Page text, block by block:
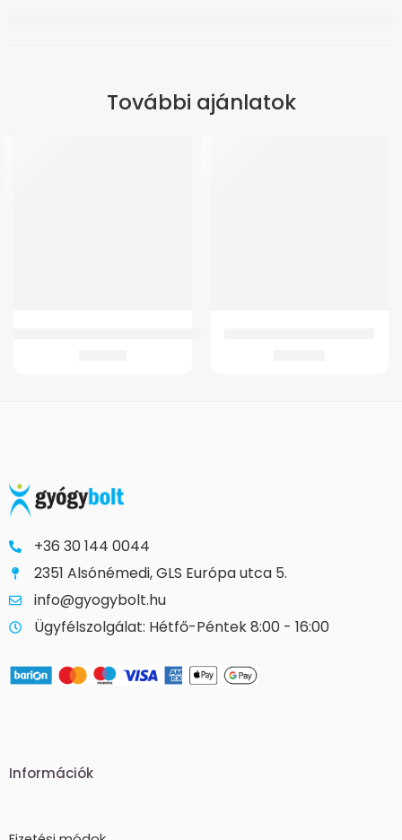
További ajánlatok
+36 30 144 0044
2351 Alsónémedi, GLS Európa utca 5.
info@gyogybolt.hu
Ügyfélszolgálat: Hétfő-Péntek 8:00 - 16:00
Információk